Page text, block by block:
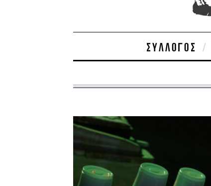
ΣΎΛΛΟΓΟΣ